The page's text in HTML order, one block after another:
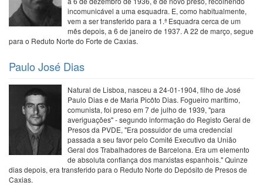
incomunicável a uma esquadra. E, como habitualmente,
vem a ser transferido para a 1.ª Esquadra cerca de um
mês depois, a 6 de janeiro de 1937. A 22 de março, segue
para o Reduto Norte do Forte de Caxias.
Paulo José Dias
Natural de Lisboa, nasceu a 24-01-1904, filho de José
Paulo Dias e de Maria Picôto Dias. Fogueiro marítimo,
comunista, foi preso em 7 de julho de 1939, "para
averiguações" - segundo informação do Registo Geral de
Presos da PVDE, "Era possuidor de uma credencial
passada a seu favor pelo Comité Executivo da União
Geral dos Trabalhadores de Barcelona. Era um elemento
de absoluta confiança dos marxistas espanhois." Quinze
dias depois, era transferido para o Reduto Norte do Depósito de Presos de
Caxias.